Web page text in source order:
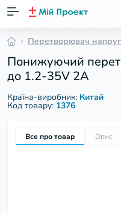
Перетворювач
Понижуючий
до 1.2-35V 2A
Країна-виробник: Китай
Код товару: 1376
Все про товар Опис